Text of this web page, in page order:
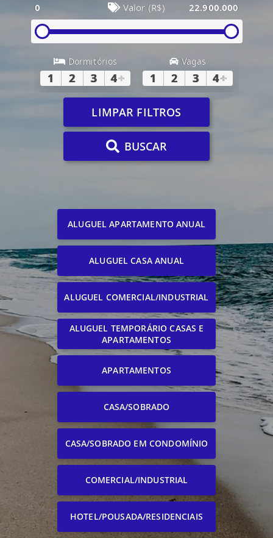
0 Valor (R$) 22.900.000
Dormitórios
1 2 3 4+
Vagas
1 2 3 4+
LIMPAR FILTROS
BUSCAR
ALUGUEL APARTAMENTO ANUAL
ALUGUEL CASA ANUAL
ALUGUEL COMERCIAL/INDUSTRIAL
ALUGUEL TEMPORÁRIO CASAS E
APARTAMENTOS
APARTAMENTOS
CASA/SOBRADO
CASA/SOBRADO EM CONDOMÍNIO
COMERCIAL/INDUSTRIAL
HOTEL/POUSADA/RESIDENCIAIS